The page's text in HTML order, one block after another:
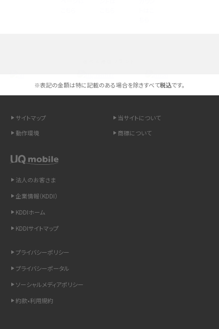
高校生にスマホ制限は必要？所持率やメリット・デメリットを詳しく紹介
スマホのネット通信速度が遅い原因は？すぐできる対処法や見直すポイントを解
を解説
LINEの引き継ぎ方法は？対象データや事前準備・条件・注意点などを解説
非通知設定とは？184で電話をかける方法やiPhone・Androidの設定を解説
iCloudの使用容量を減らす9つの方法！使用状況の確認手順も紹介
リプライ機能とは？LINE、X（旧Twitter）、Instagram、TikTokで送る方法を解説
※表記の金額は特に記載のある場合を除きすべて税込です。
サイトマップ
当サイトについて
動作環境
商標について
法人のお客さま
企業情報（KDDI）
KDDIホーム
KDDIサイトマップ
プライバシーポリシー
プライバシーポータル
ソーシャルメディアポリシー
約款•利用規約